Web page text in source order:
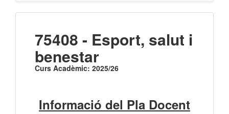
75408 - Esport, salut i
benestar
Curs Acadèmic: 2025/26
Informació del Pla Docent